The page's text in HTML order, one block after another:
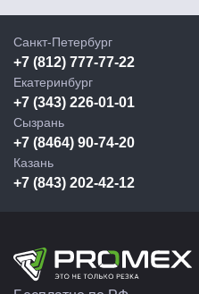
Санкт-Петербург
+7 (812) 777-77-22
Екатеринбург
+7 (343) 226-01-01
Сызрань
+7 (8464) 90-74-20
Казань
+7 (843) 202-42-12